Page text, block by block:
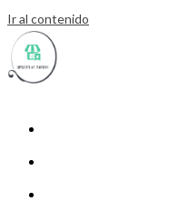
Ir al contenido